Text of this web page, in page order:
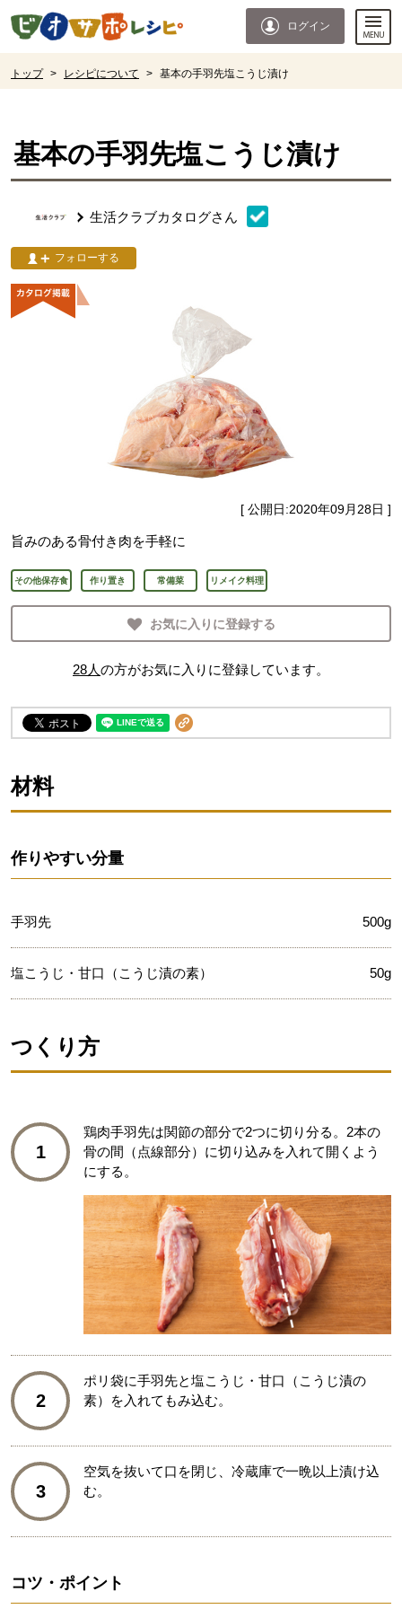
ページの先頭です。
ログイン
トップ > レシピについて > 基本の手羽先塩こうじ漬け
基本の手羽先塩こうじ漬け
生活クラブカタログさん
フォローする
[ 公開日:2020年09月28日 ]
旨みのある骨付き肉を手軽に
その他保存食 作り置き 常備菜 リメイク料理
お気に入りに登録する
28人の方がお気に入りに登録しています。
材料
作りやすい分量
手羽先 500g
塩こうじ・甘口（こうじ漬の素） 50g
つくり方
1
鶏肉手羽先は関節の部分で2つに切り分る。2本の
骨の間（点線部分）に切り込みを入れて開くよう
にする。
2
ポリ袋に手羽先と塩こうじ・甘口（こうじ漬の
素）を入れてもみ込む。
3
空気を抜いて口を閉じ、冷蔵庫で一晩以上漬け込
む。
コツ・ポイント